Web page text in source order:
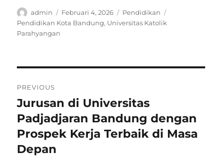
Author
admin
Posted
on
Februari 4, 2026 Categories
Pendidikan
Pendidikan Kota Bandung, Universitas Katolik
Parahyangan
pos
PREVIOUS
Previous
post:
Jurusan di Universitas
Padjadjaran Bandung dengan
Prospek Kerja Terbaik di Masa
Depan